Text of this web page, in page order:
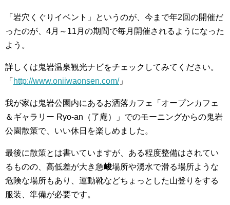
「岩穴くぐりイベント」というのが、今まで年2回の開催だ
ったのが、4月～11月の期間で毎月開催されるようになった
よう。
詳しくは鬼岩温泉観光ナビをチェックしてみてください。
「 http://www.oniiwaonsen.com/」
我が家は鬼岩公園内にあるお洒落カフェ「オープンカフェ
＆ギャラリー Ryo-an（了庵）」でのモーニングからの鬼岩
公園散策で、いい休日を楽しめました。
最後に散策とは書いていますが、ある程度整備はされてい
るものの、高低差が大き急峻場所や湧水で滑る場所ような
危険な場所もあり、運動靴などちょっとした山登りをする
服装、準備が必要です。